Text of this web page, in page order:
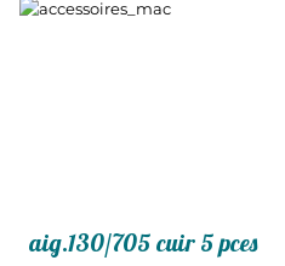
aig.130/705 cuir 5 pces